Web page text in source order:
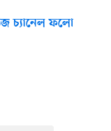
চ্যানেল ফলো